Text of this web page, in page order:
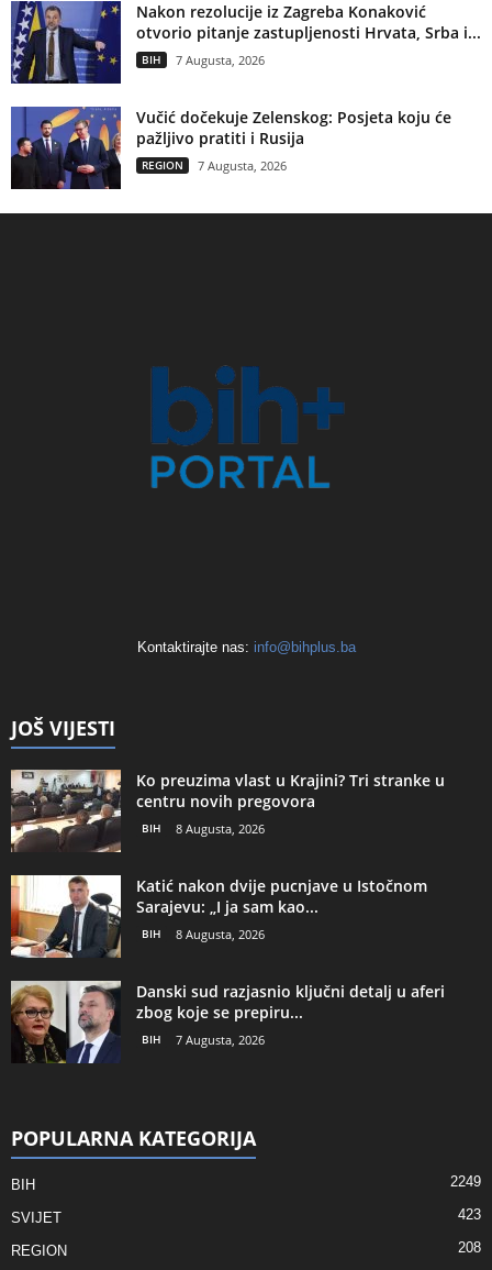
Nakon rezolucije iz Zagreba Konaković
otvorio pitanje zastupljenosti Hrvata, Srba i...
BIH 7 Augusta, 2026
Vučić dočekuje Zelenskog: Posjeta koju će
pažljivo pratiti i Rusija
REGION 7 Augusta, 2026
Kontaktirajte nas: info@bihplus.ba
JOŠ VIJESTI
Ko preuzima vlast u Krajini? Tri stranke u
centru novih pregovora
BIH 8 Augusta, 2026
Katić nakon dvije pucnjave u Istočnom
Sarajevu: „I ja sam kao...
BIH 8 Augusta, 2026
Danski sud razjasnio ključni detalj u aferi
zbog koje se prepiru...
BIH 7 Augusta, 2026
POPULARNA KATEGORIJA
BIH 2249
SVIJET 423
REGION 208